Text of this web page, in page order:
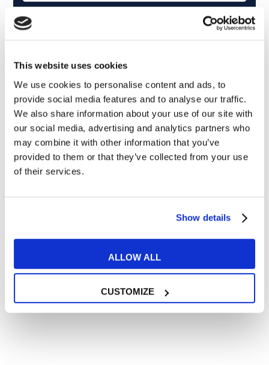
This website uses cookies
We use cookies to personalise content and ads, to
provide social media features and to analyse our traffic.
We also share information about your use of our site with
our social media, advertising and analytics partners who
may combine it with other information that you’ve
provided to them or that they’ve collected from your use
of their services.
Show details
ALLOW ALL
CUSTOMIZE
Cosa ti piace leggere?
Articoli dedicati alla grammatica inglese
Articoli dedicati a inglese nel mondo del lavoro
Articoli con tips e new sulla lingua inglese
Articoli divertenti su film e musica
In quanto di età superiore ai 16 anni, dichiaro di acconsentire
al trattamento dei miei dati personali in conformità
all’informativa privacy
** le sedi contrassegnate con * offrono sempre solo corsi online
RICHIEDI INFORMAZIONI